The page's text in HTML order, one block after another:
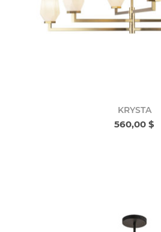
KRYSTA
560,00 $